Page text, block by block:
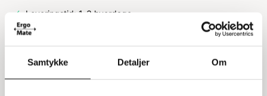
Samtykke Detaljer Om
Leveringstid: 1-3 hverdage
Information Specifikationer